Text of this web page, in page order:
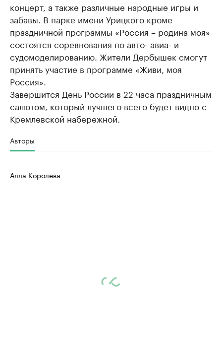
концерт, а также различные народные игры и
забавы. В парке имени Урицкого кроме
праздничной программы «Россия – родина моя»
состоятся соревнования по авто- авиа- и
судомоделированию. Жители Дербышек смогут
принять участие в программе «Живи, моя
Россия».
Завершится День России в 22 часа праздничным
салютом, который лучшего всего будет видно с
Кремлевской набережной.
Авторы
Алла Королева